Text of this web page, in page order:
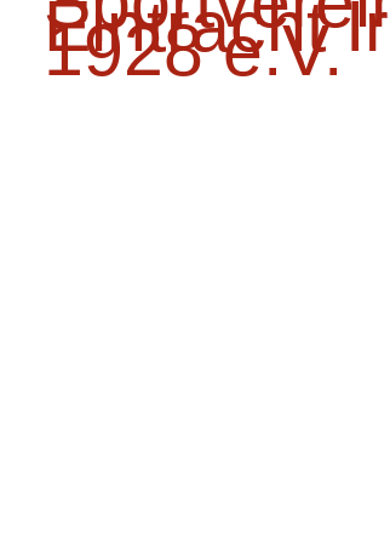
Eintracht
1928 e.V.